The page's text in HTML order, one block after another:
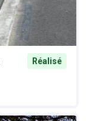
Réalisé